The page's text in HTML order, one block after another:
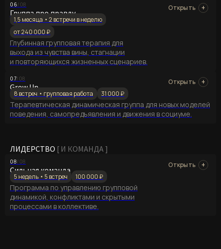
06/08
Группа про правду
1,5 месяца • 2 встречи в неделю
от 240 000 ₽
Глубинная групповая терапия для
выхода из чувства вины, стагнации
и повторяющихся жизненных сценариев.
07/08
Grow Up
8 встреч • групповая работа 31 000 ₽
Терапевтическая динамическая группа для новых моделей
поведения, самопредъявления и движения в социуме.
ЛИДЕРСТВО [ И КОМАНДА ]
08/08
Сильная команда
5 недель • 5 встреч 100 000 ₽
Программа по управлению групповой
динамикой, конфликтами и скрытыми
процессами в коллективе.